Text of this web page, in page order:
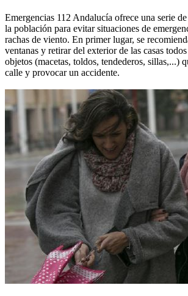
Emergencias 112 Andalucía ofrece una serie
la población para evitar situaciones de
rachas de viento. En primer lugar, se
ventanas y retirar del exterior de las casas
objetos (macetas, toldos, tendederos, sillas,...)
calle y provocar un accidente.